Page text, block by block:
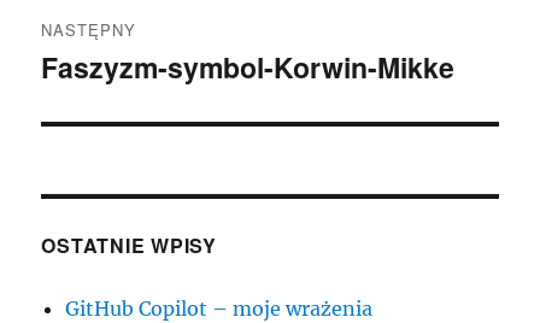
NASTĘPNY
Następny
Faszyzm-symbol-Korwin-Mikke
OSTATNIE WPISY
GitHub Copilot – moje wrażenia